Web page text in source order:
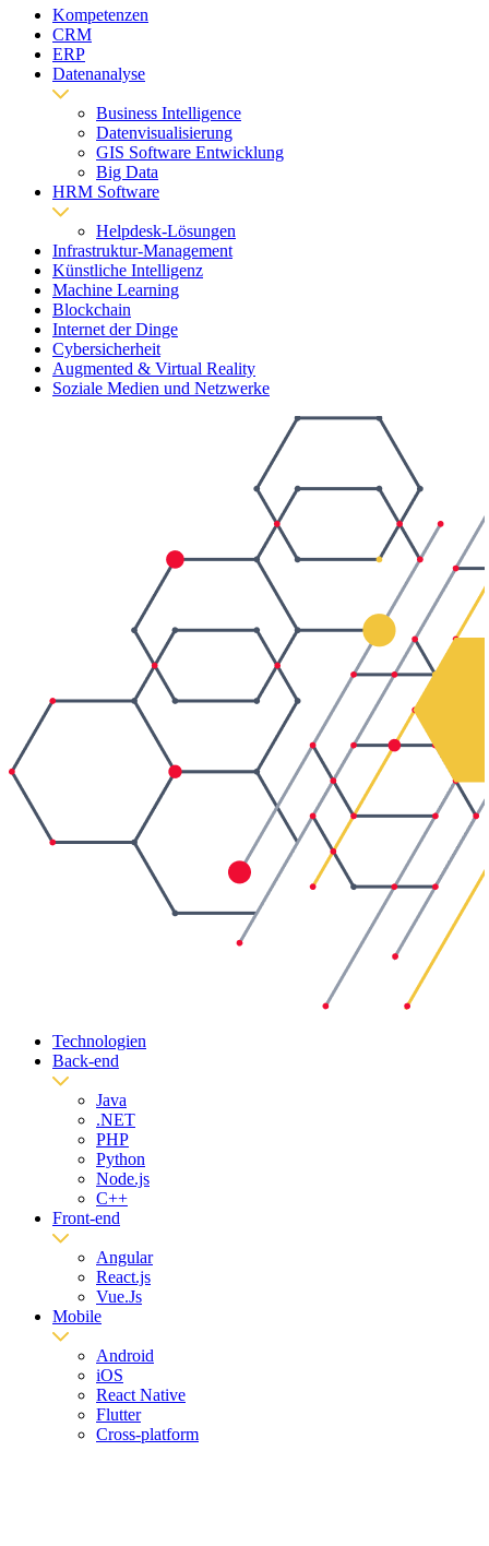
Kompetenzen
CRM
ERP
Datenanalyse
Business Intelligence
Datenvisualisierung
GIS Software Entwicklung
Big Data
HRM Software
Helpdesk-Lösungen
Infrastruktur-Management
Künstliche Intelligenz
Machine Learning
Blockchain
Internet der Dinge
Cybersicherheit
Augmented & Virtual Reality
Soziale Medien und Netzwerke
Technologien
Back-end
Java
.NET
PHP
Python
Node.js
C++
Front-end
Angular
React.js
Vue.Js
Mobile
Android
iOS
React Native
Flutter
Cross-platform